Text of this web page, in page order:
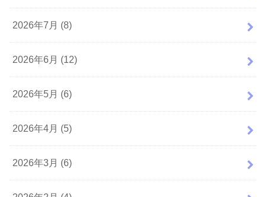
2026年7月 (8)
2026年6月 (12)
2026年5月 (6)
2026年4月 (5)
2026年3月 (6)